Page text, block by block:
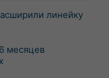
линейку
месяцев